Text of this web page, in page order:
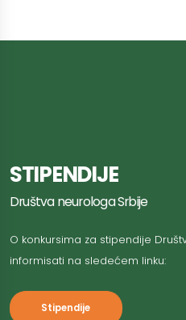
STIPENDIJE
Društva neurologa Srbije
O konkursima za stipendije
informisati na sledećem linku:
Stipendije